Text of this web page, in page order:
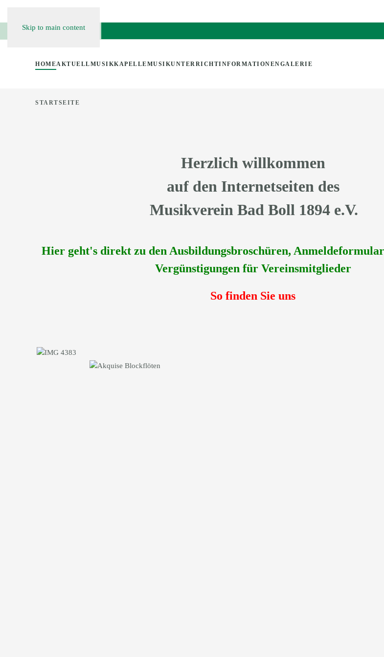
Skip to main content
HOMEAKTUELLMUSIKKAPELLEMUSIKUNTERRICHTINFORMATIONENGALERIE
STARTSEITE
Herzlich willkommen
auf den Internetseiten des
Musikverein Bad Boll 1894 e.V.
Hier geht's direkt zu den Ausbildungsbroschüren,
Vergünstigungen für Vereinsmitglieder
So finden Sie uns